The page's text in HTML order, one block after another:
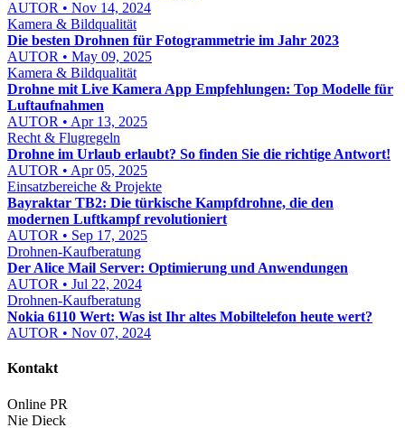
AUTOR • Nov 14, 2024
Kamera & Bildqualität
Die besten Drohnen für Fotogrammetrie im Jahr 2023
AUTOR • May 09, 2025
Kamera & Bildqualität
Drohne mit Live Kamera App Empfehlungen: Top Modelle für
Luftaufnahmen
AUTOR • Apr 13, 2025
Recht & Flugregeln
Drohne im Urlaub erlaubt? So finden Sie die richtige Antwort!
AUTOR • Apr 05, 2025
Einsatzbereiche & Projekte
Bayraktar TB2: Die türkische Kampfdrohne, die den
modernen Luftkampf revolutioniert
AUTOR • Sep 17, 2025
Drohnen-Kaufberatung
Der Alice Mail Server: Optimierung und Anwendungen
AUTOR • Jul 22, 2024
Drohnen-Kaufberatung
Nokia 6110 Wert: Was ist Ihr altes Mobiltelefon heute wert?
AUTOR • Nov 07, 2024
Kontakt
Online PR
Nie Dieck